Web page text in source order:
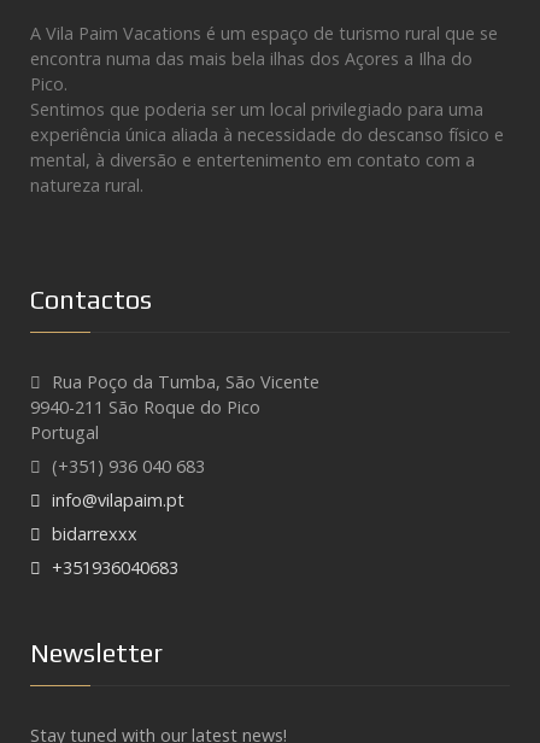
A Vila Paim Vacations é um espaço de turismo rural que se
encontra numa das mais bela ilhas dos Açores a Ilha do
Pico.
Sentimos que poderia ser um local privilegiado para uma
experiência única aliada à necessidade do descanso físico e
mental, à diversão e entertenimento em contato com a
natureza rural.
Contactos
Rua Poço da Tumba, São Vicente
9940-211 São Roque do Pico
Portugal
(+351) 936 040 683
info@vilapaim.pt
bidarrexxx
+351936040683
Newsletter
Stay tuned with our latest news!